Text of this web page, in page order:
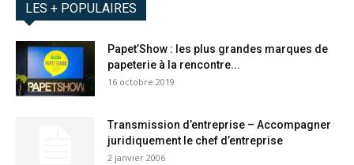
LES + POPULAIRES
Papet’Show : les plus grandes marques de
papeterie à la rencontre...
16 octobre 2019
Transmission d’entreprise – Accompagner
juridiquement le chef d’entreprise
2 janvier 2006